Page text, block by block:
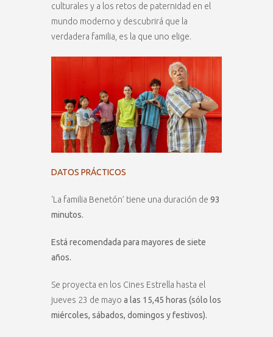
culturales y a los retos de paternidad en el
mundo moderno y descubrirá que la
verdadera familia, es la que uno elige.
DATOS PRÁCTICOS
‘La familia Benetón’ tiene una duración de 93
minutos.
Está recomendada para mayores de siete
años.
Se proyecta en los Cines Estrella hasta el
jueves 23 de mayo a las 15,45 horas (sólo los
miércoles, sábados, domingos y festivos).